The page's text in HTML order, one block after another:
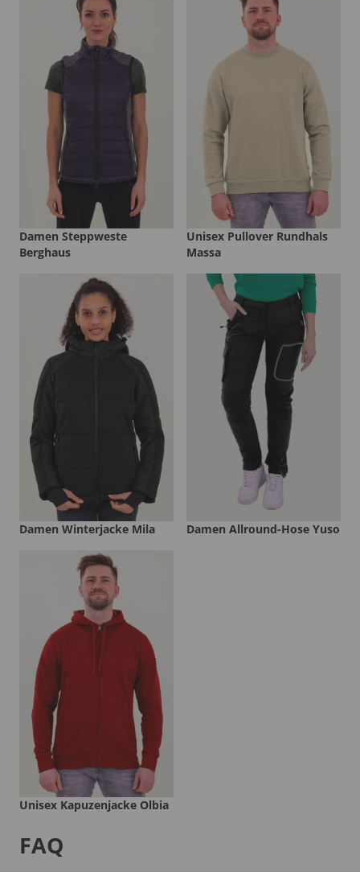
Damen Steppweste
Berghaus
Unisex Pullover Rundhals
Massa
Damen Winterjacke Mila Damen Allround-Hose Yuso
Unisex Kapuzenjacke Olbia
FAQ